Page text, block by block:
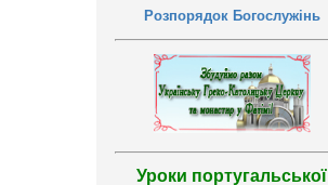
Розпорядок Богослужінь
Уроки португальської